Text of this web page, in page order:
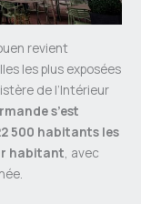
revient
les plus exposées
de l’Intérieur
s’est
500 habitants les
habitant , avec